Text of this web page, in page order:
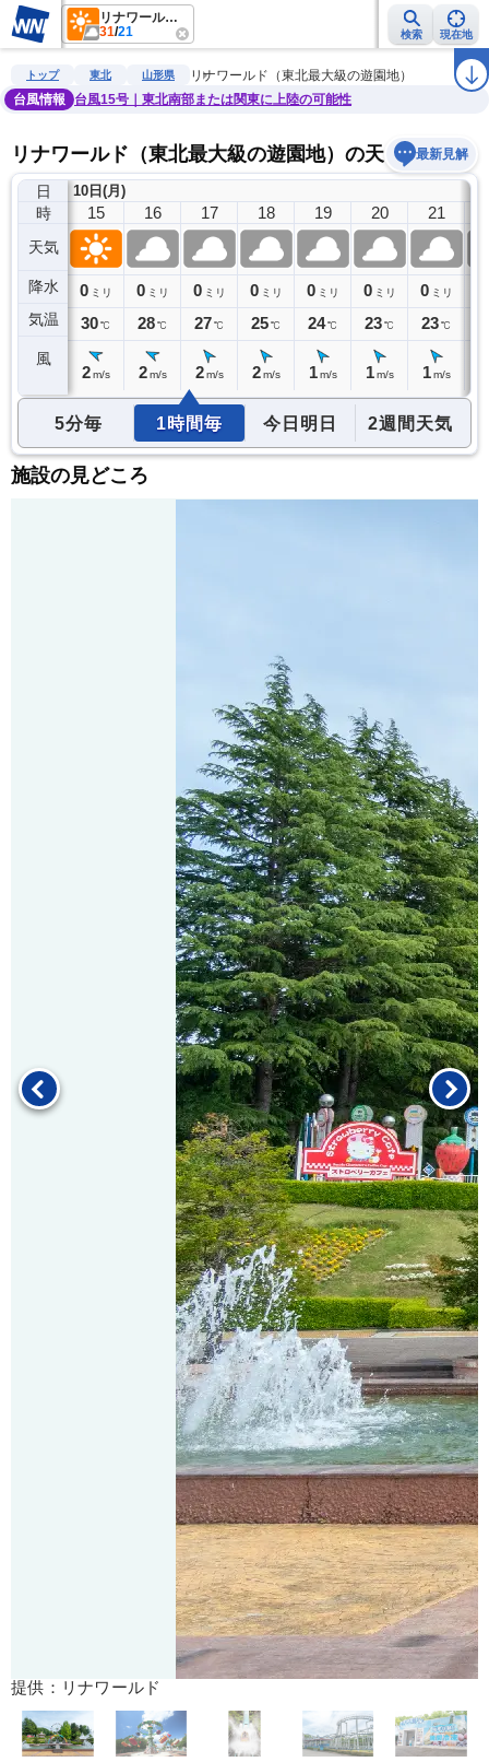
リナワールド（東北最大級の遊園地）
31/21 検索 現在地
雨雲レーダー 台風情報 地震情報 警報・注意報 2週間天気 ラ
トップ 東北 山形県
リナワールド（東北最大級の遊園地）
台風情報
台風15号｜東北南部または関東に上陸の可能性
リナワールド（東北最大級の遊園地）の天気予報最新見解
日
時
天気
降水
気温
風
10日(月)
14
0ミリ
31℃
15
0 ミリ
30℃
2 m/s
16
0 ミリ
28℃
2 m/s
17
0 ミリ
27℃
2 m/s
18
0 ミリ
25℃
2 m/s
19
0 ミリ
24℃
1 m/s
20
0 ミリ
23℃
1 m/s
21
0 ミリ
23℃
1 m/s
5分毎 1時間毎 今日明日 2週間天気
施設の見どころ
提供：リナワールド